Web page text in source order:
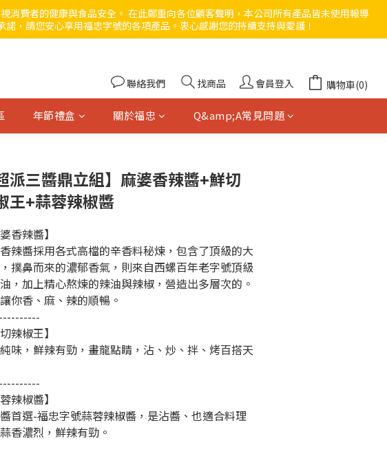
費者的健康與食品安全。 在此鄭重向各位顧客聲明，本公司所有產品皆未使用報導
，請您安心享用福忠字號的各項產品。衷心感謝您的持續支持與愛護！
聯絡我們 找商品 會員登入 購物車(0)
年節禮盒 關於福忠 Q&amp;A常見問題
派三醬鼎立組】麻婆香辣醬+鮮切
王+蒜蓉辣椒醬
香辣醬】
辣醬採用各式高檔的辛香料秘煉，包含了頂級的大
撲鼻而來的濃郁香氣，則來自西螺百年老字號頂級
，加上精心熬煉的辣油與辣椒，營造出多層次的。
你香、麻、辣的順暢。
辣椒王】
味，鮮辣有勁，畫龍點睛，沾、炒、拌、烤百搭天
辣椒醬】
首選-福忠字號蒜蓉辣椒醬，是沾醬、也適合料理
香濃烈，鮮辣有勁。